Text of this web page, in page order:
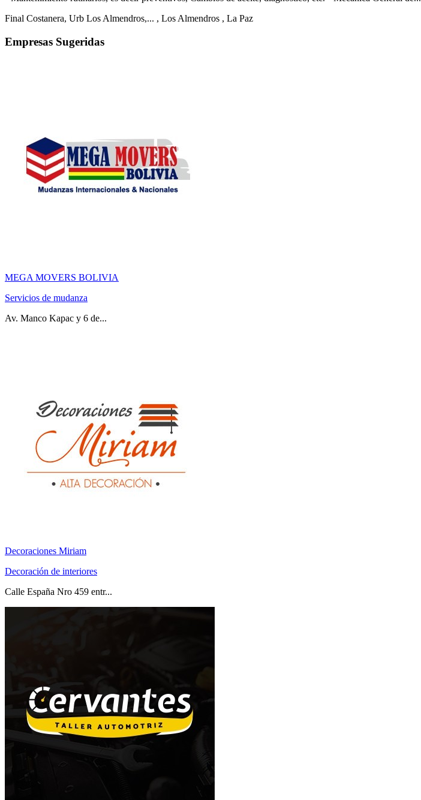
Final Costanera, Urb Los Almendros,... , Los Almendros , La Paz
Empresas Sugeridas
MEGA MOVERS BOLIVIA
Servicios de mudanza
Av. Manco Kapac y 6 de...
Decoraciones Miriam
Decoración de interiores
Calle España Nro 459 entr...